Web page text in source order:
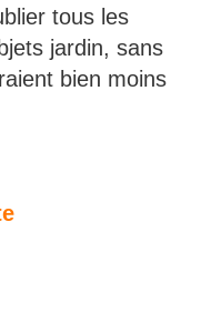
tous les
jardin, sans
bien moins